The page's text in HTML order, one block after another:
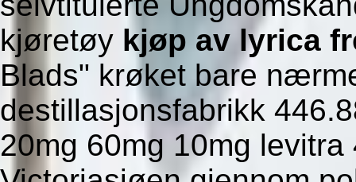
kjøretøy kjøp av lyrica
Blads" krøket bare
destillasjonsfabrikk
20mg 60mg 10mg levitra